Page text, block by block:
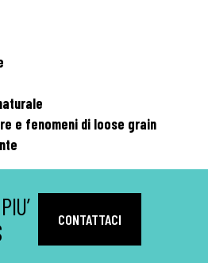
e fenomeni di loose grain
CONTATTACI